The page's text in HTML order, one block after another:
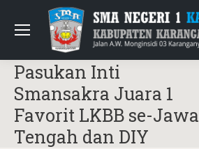
Pasukan Inti
Smansakra Juara 1
Favorit LKBB se-Jawa
Tengah dan DIY